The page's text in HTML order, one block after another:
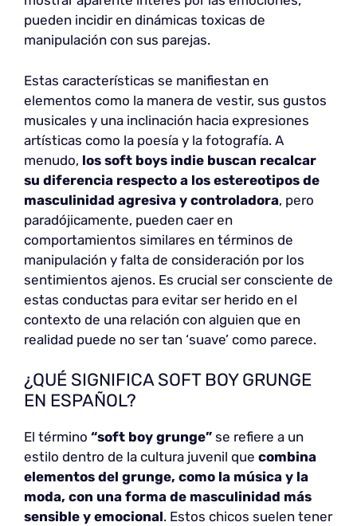
pueden incidir en dinámicas toxicas de
manipulación con sus parejas.
Estas características se manifiestan en
elementos como la manera de vestir, sus gustos
musicales y una inclinación hacia expresiones
artísticas como la poesía y la fotografía. A
menudo, los soft boys indie buscan recalcar
su diferencia respecto a los estereotipos de
masculinidad agresiva y controladora, pero
paradójicamente, pueden caer en
comportamientos similares en términos de
manipulación y falta de consideración por los
sentimientos ajenos. Es crucial ser consciente de
estas conductas para evitar ser herido en el
contexto de una relación con alguien que en
realidad puede no ser tan ‘suave’ como parece.
¿QUÉ SIGNIFICA SOFT BOY GRUNGE
EN ESPAÑOL?
El término “soft boy grunge” se refiere a un
estilo dentro de la cultura juvenil que combina
elementos del grunge, como la música y la
moda, con una forma de masculinidad más
sensible y emocional. Estos chicos suelen tener